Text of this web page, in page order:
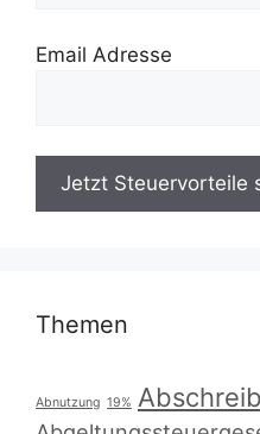
Email Adresse
Themen
Abnutzung 19%